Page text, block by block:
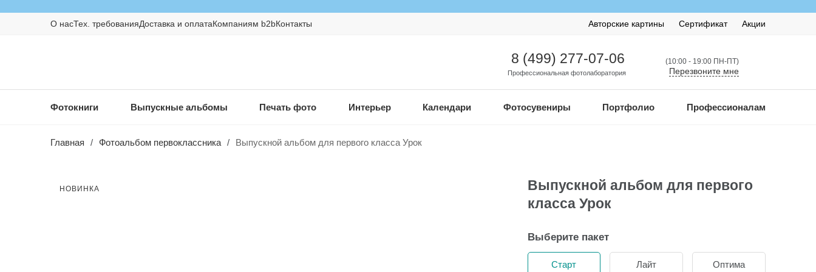
О насТех. требованияДоставка и оплатаКомпаниям b2bКонтакты Авторские картины Сертификат Акции
8 (499) 277-07-06
Профессиональная фотолаборатория
(10:00 - 19:00 ПН-ПТ)
Перезвоните мне
Фотокниги Выпускные альбомы Печать фото Интерьер Календари Фотосувениры Портфолио Профессионалам
Главная / Фотоальбом первоклассника / Выпускной альбом для первого класса Урок
НОВИНКА
Выпускной альбом для первого
класса Урок
Выберите пакет
Старт Лайт Оптима